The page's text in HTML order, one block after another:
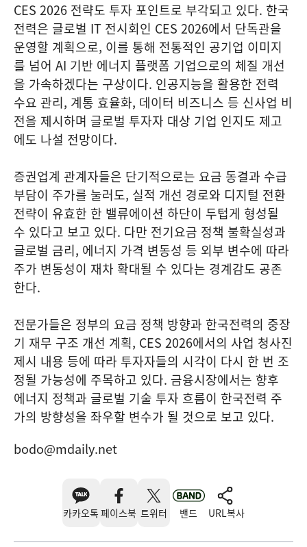
CES 2026 전략도 투자 포인트로 부각되고 있다. 한국
전력은 글로벌 IT 전시회인 CES 2026에서 단독관을
운영할 계획으로, 이를 통해 전통적인 공기업 이미지
를 넘어 AI 기반 에너지 플랫폼 기업으로의 체질 개선
을 가속하겠다는 구상이다. 인공지능을 활용한 전력
수요 관리, 계통 효율화, 데이터 비즈니스 등 신사업 비
전을 제시하며 글로벌 투자자 대상 기업 인지도 제고
에도 나설 전망이다.
증권업계 관계자들은 단기적으로는 요금 동결과 수급
부담이 주가를 눌러도, 실적 개선 경로와 디지털 전환
전략이 유효한 한 밸류에이션 하단이 두텁게 형성될
수 있다고 보고 있다. 다만 전기요금 정책 불확실성과
글로벌 금리, 에너지 가격 변동성 등 외부 변수에 따라
주가 변동성이 재차 확대될 수 있다는 경계감도 공존
한다.
전문가들은 정부의 요금 정책 방향과 한국전력의 중장
기 재무 구조 개선 계획, CES 2026에서의 사업 청사진
제시 내용 등에 따라 투자자들의 시각이 다시 한 번 조
정될 가능성에 주목하고 있다. 금융시장에서는 향후
에너지 정책과 글로벌 기술 투자 흐름이 한국전력 주
가의 방향성을 좌우할 변수가 될 것으로 보고 있다.
bodo@mdaily.net
카카오톡 페이스북 트위터 밴드 URL복사